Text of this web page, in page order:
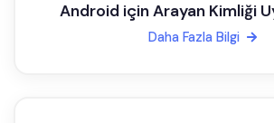
Android için Arayan Kimliği
Daha Fazla Bilgi